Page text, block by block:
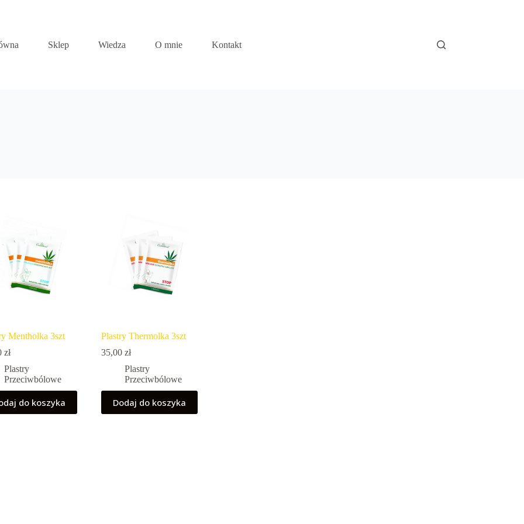
Sklep Wiedza O mnie Kontakt
Mentholka 3szt
zł
Plastry
Przeciwbólowe
do koszyka
Plastry Thermolka 3szt
35,00zł
Plastry
Przeciwbólowe
Dodaj do koszyka